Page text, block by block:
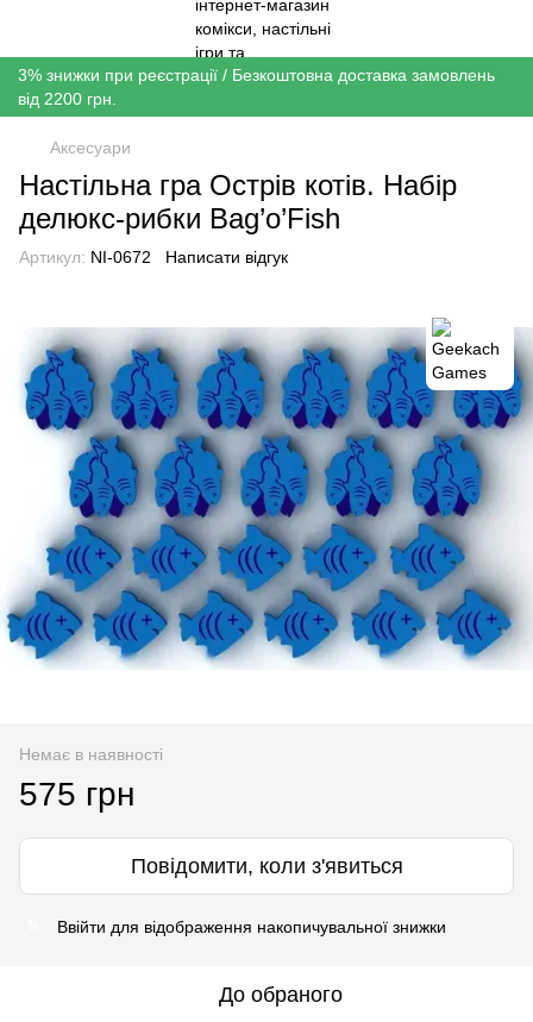
3% знижки при реєстрації / Безкоштовна доставка замовлень
від 2200 грн.
Аксесуари
Настільна гра Острів котів. Набір
делюкс-рибки Bag’o’Fish
Артикул: NI-0672 Написати відгук
Немає в наявності
575 грн
Повідомити, коли з'явиться
Ввійти для відображення накопичувальної знижки
До обраного